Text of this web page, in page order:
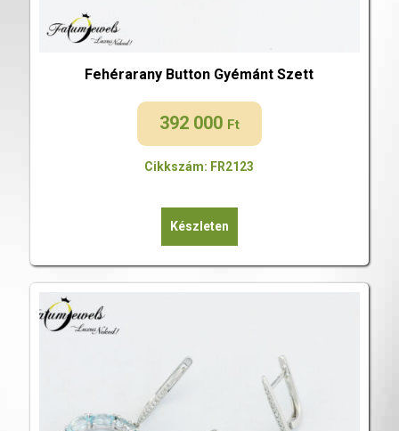
Fehérarany Button Gyémánt Szett
392 000 Ft
Cikkszám: FR2123
Készleten